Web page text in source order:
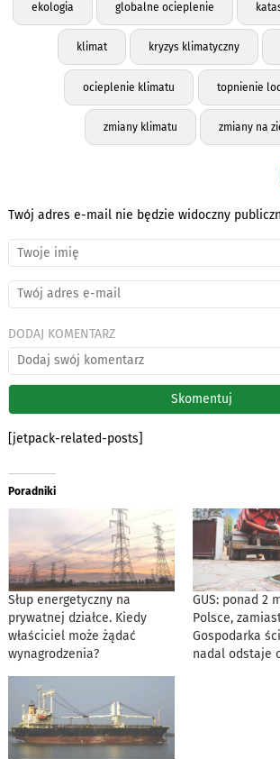
ekologia globalne ocieplenie
klimat kryzys klimatyczny
ocieplenie klimatu topnienie
zmiany klimatu zmiany na
Twój adres e-mail nie będzie widoczny
DODAJ KOMENTARZ
[jetpack-related-posts]
Poradniki
Słup energetyczny na
prywatnej działce. Kiedy
właściciel może żądać
wynagrodzenia?
GUS: ponad 2
Polsce,
Gospodarka
nadal odstaje